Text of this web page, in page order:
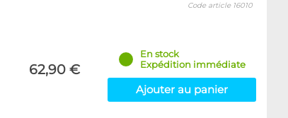
62,90 €
Code article 16010
En stock
Expédition immédiate
Ajouter au panier